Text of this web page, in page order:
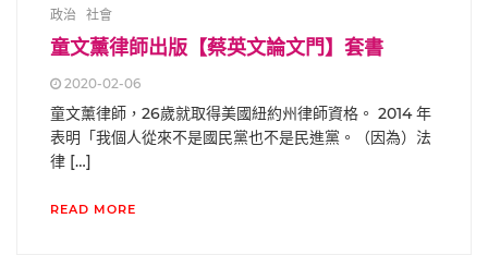
政治 社會
童文薰律師出版【蔡英文論文門】套書
2020-02-06
童文薰律師，26歲就取得美國紐約州律師資格。 2014 年
表明「我個人從來不是國民黨也不是民進黨。（因為）法
律 […]
READ MORE